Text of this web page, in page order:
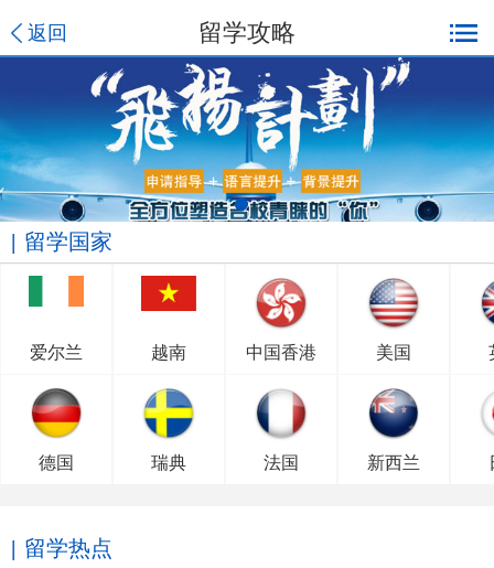
返回 留学攻略
留学国家
爱尔兰 越南 中国香港 美国
德国 瑞典 法国 新西兰
留学热点